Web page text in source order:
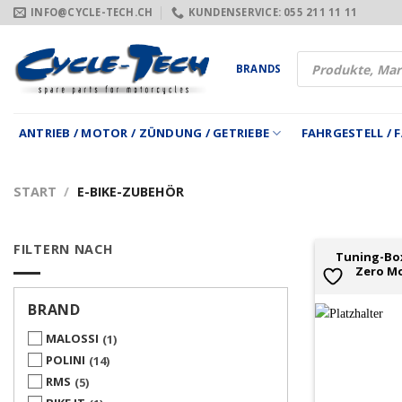
Zum
Inhalt
springen
INFO@CYCLE-TECH.CH KUNDENSERVICE: 055 211 11 11
BRANDS
Products
search
ANTRIEB / MOTOR / ZÜNDUNG / GETRIEBE FAHRGESTELL /
START / E-BIKE-ZUBEHÖR
FILTERN NACH
BRAND
MALOSSI 1
POLINI 14
RMS
5
Tuning-
Zero